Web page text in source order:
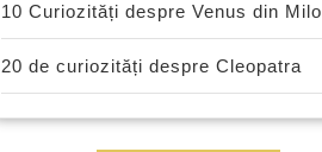
10 Curiozități despre Venus din Milo
20 de curiozități despre Cleopatra